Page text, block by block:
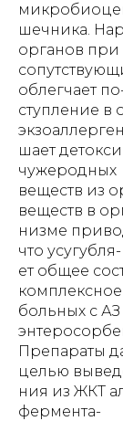
шечника.
органов при
облегчает
ступление в
шает
чужеродных
веществ из
веществ в
низме
что усугубля-
ет общее
больных с
Препараты
целью
ния из ЖКТ
фермента-